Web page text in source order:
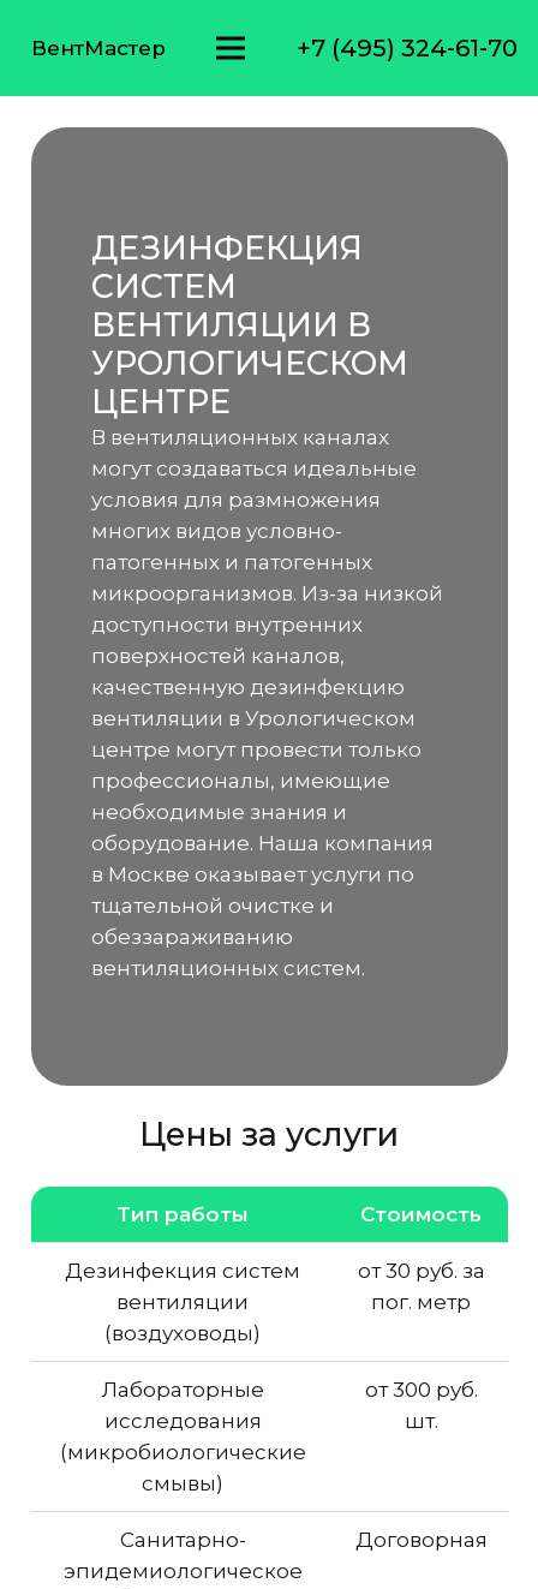
ВентМастер +7 (495) 324-61-70
ДЕЗИНФЕКЦИЯ
СИСТЕМ
ВЕНТИЛЯЦИИ В
УРОЛОГИЧЕСКОМ
ЦЕНТРЕ
В вентиляционных каналах
могут создаваться идеальные
условия для размножения
многих видов условно-
патогенных и патогенных
микроорганизмов. Из-за низкой
доступности внутренних
поверхностей каналов,
качественную дезинфекцию
вентиляции в Урологическом
центре могут провести только
профессионалы, имеющие
необходимые знания и
оборудование. Наша компания
в Москве оказывает услуги по
тщательной очистке и
обеззараживанию
вентиляционных систем.
Цены за услуги
Тип работы Стоимость
Дезинфекция систем
вентиляции
(воздуховоды)
от 30 руб. за
пог. метр
Лабораторные
исследования
(микробиологические
смывы)
от 300 руб.
шт.
Санитарно-
эпидемиологическое
Договорная